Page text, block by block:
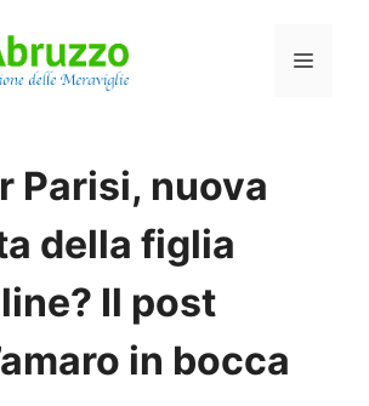
Menu
Parisi, nuova
della figlia
Il post
in bocca